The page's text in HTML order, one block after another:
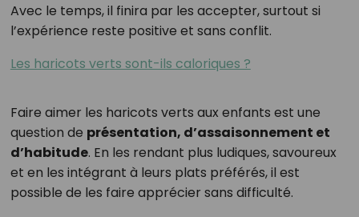
Avec le temps, il finira par les accepter, surtout si
l’expérience reste positive et sans conflit.
Les haricots verts sont-ils caloriques ?
Faire aimer les haricots verts aux enfants est une
question de présentation, d’assaisonnement et
d’habitude. En les rendant plus ludiques, savoureux
et en les intégrant à leurs plats préférés, il est
possible de les faire apprécier sans difficulté.